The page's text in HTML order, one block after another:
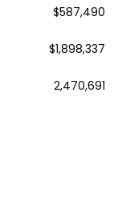
$587,490
$1,898,337
2,470,691